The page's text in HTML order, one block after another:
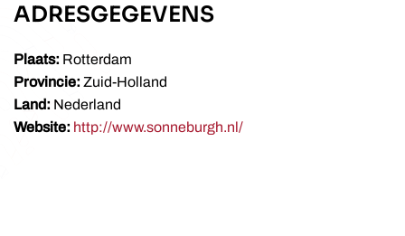
ADRESGEGEVENS
Plaats: Rotterdam
Provincie: Zuid-Holland
Land: Nederland
Website: http://www.sonneburgh.nl/